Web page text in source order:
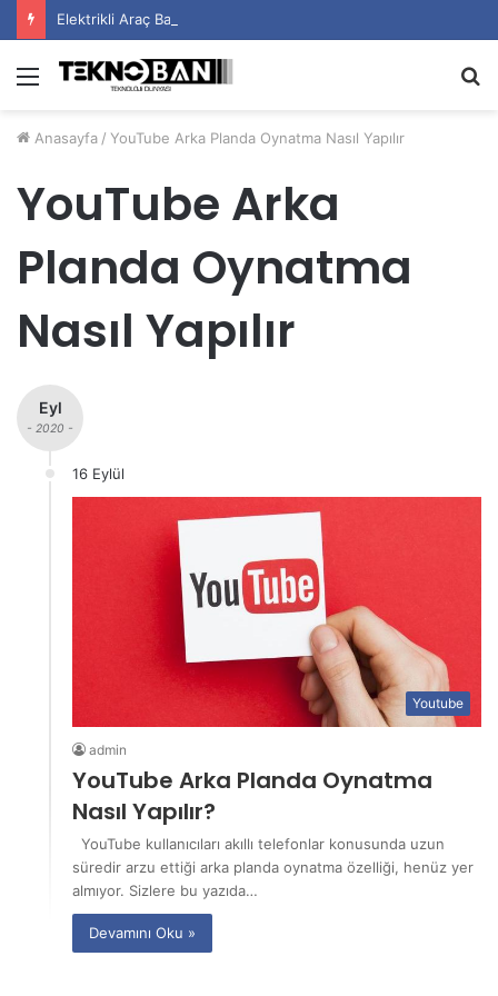
Elektrikli Araç Bataryalarının Ömrü Nasıl Uzatılır?
Menü
Anasayfa / YouTube Arka Planda Oynatma Nasıl Yapılır
YouTube Arka
Planda Oynatma
Nasıl Yapılır
Eyl
- 2020 -
16 Eylül
Youtube
admin
YouTube Arka Planda Oynatma
Nasıl Yapılır?
YouTube kullanıcıları akıllı telefonlar konusunda uzun
süredir arzu ettiği arka planda oynatma özelliği, henüz yer
almıyor. Sizlere bu yazıda…
Devamını Oku »